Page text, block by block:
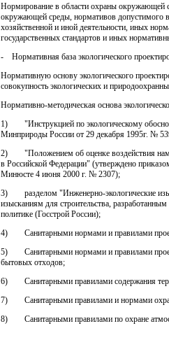
Нормирование в области охраны окружающей
окружающей среды, нормативов допустимого
хозяйственной и иной деятельности, иных
государственных стандартов и иных
- Нормативная база экологического
Нормативную основу экологического
совокупность экологических и
Нормативно-методическая основа
1) "Инструкцией по экологическому
Минприроды России от 29 декабря 1995г. №
2) "Положением об оценке воздействия
в Российской Федерации" (утверждено
Минюсте 4 июня 2000 г. № 2307);
3) разделом "Инженерно-экологические
изысканиям для строительства,
политике (Госстрой России);
4) Санитарными нормами и правилами
5) Санитарными нормами и правилами
бытовых отходов;
6) Санитарными правилами содержания
7) Санитарными правилами и нормами
8) Санитарными правилами по охране